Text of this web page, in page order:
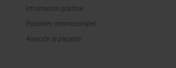
Información práctica
Pacientes internacionales
Atención al paciente